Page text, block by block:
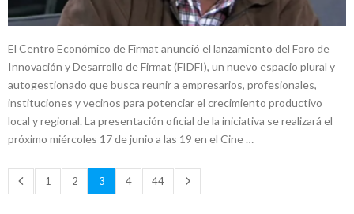
El Centro Económico de Firmat anunció el lanzamiento del Foro de
Innovación y Desarrollo de Firmat (FIDFI), un nuevo espacio plural y
autogestionado que busca reunir a empresarios, profesionales,
instituciones y vecinos para potenciar el crecimiento productivo
local y regional. La presentación oficial de la iniciativa se realizará el
próximo miércoles 17 de junio a las 19 en el Cine …
1 2 3 4 44